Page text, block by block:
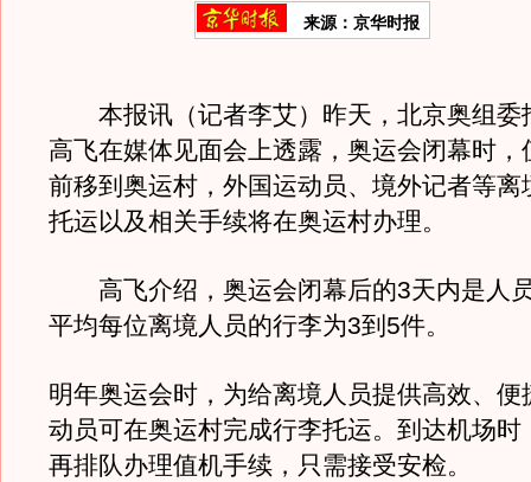
来源：京华时报
本报讯（记者李艾）昨天，北京奥组委
高飞在媒体见面会上透露，奥运会闭幕时，
前移到奥运村，外国运动员、境外记者等离
托运以及相关手续将在奥运村办理。
高飞介绍，奥运会闭幕后的3天内是人
平均每位离境人员的行李为3到5件。
明年奥运会时，为给离境人员提供高效、便
动员可在奥运村完成行李托运。到达机场时
再排队办理值机手续，只需接受安检。